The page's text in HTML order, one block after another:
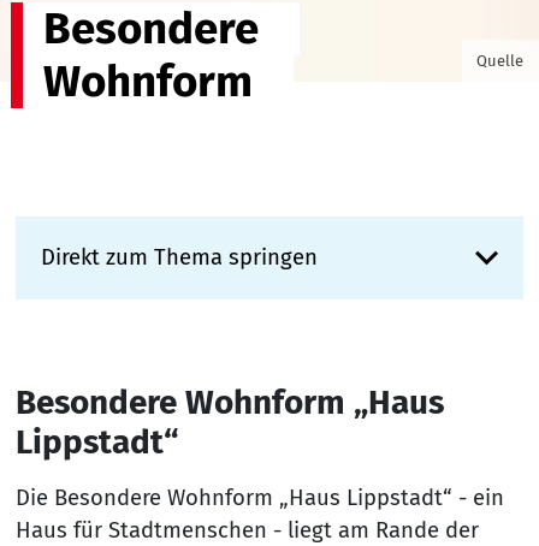
©
Quelle
Besondere
Wohnform
Direkt zum Thema springen
Besondere Wohnform „Haus
Lippstadt“
Die Besondere Wohnform „Haus Lippstadt“ - ein
Haus für Stadtmenschen - liegt am Rande der